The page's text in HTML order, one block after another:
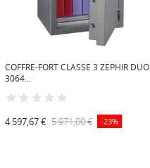
COFFRE-FORT CLASSE 3 ZEPHIR DUO
3064...
4 597,67 € 5 971,00 € -23%